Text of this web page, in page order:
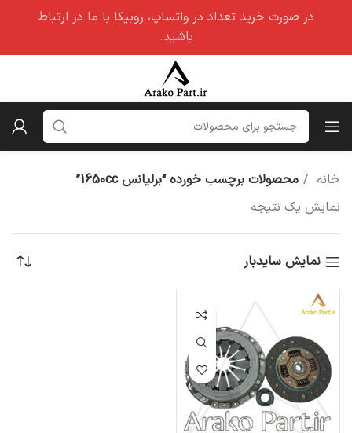
خانه
محصولات برچسب خورده “برلیانس 1650cc”
نمایش یک نتیجه
نمایش سایدبار
در صورت خرید تعداد در واتساپ، روبیکا با ما در ارتباط
باشید.